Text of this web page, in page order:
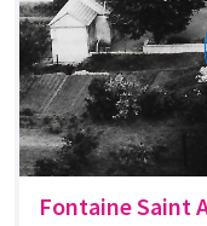
Fontaine Saint